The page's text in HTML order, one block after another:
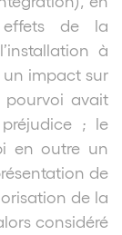
effets de la
à
un impact sur
pourvoi avait
; le
en outre un
de
de la
considéré